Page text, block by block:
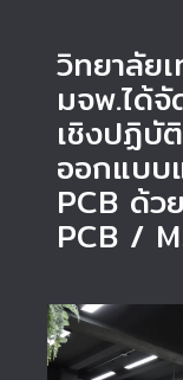
วิทยาลัย
มจพ.ได้จั
เชิงปฏิบั
ออกแบบ
PCB ด้
PCB /